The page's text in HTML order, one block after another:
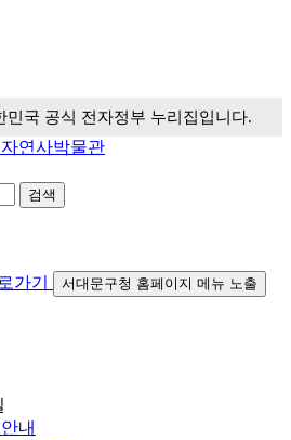
민국 공식 전자정부 누리집입니다.
자연사박물관
검색
가기 서대문구청 홈페이지 메뉴 노출
내